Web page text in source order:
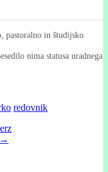
pastoralno in študijsko
nima statusa uradnega
redovnik
→